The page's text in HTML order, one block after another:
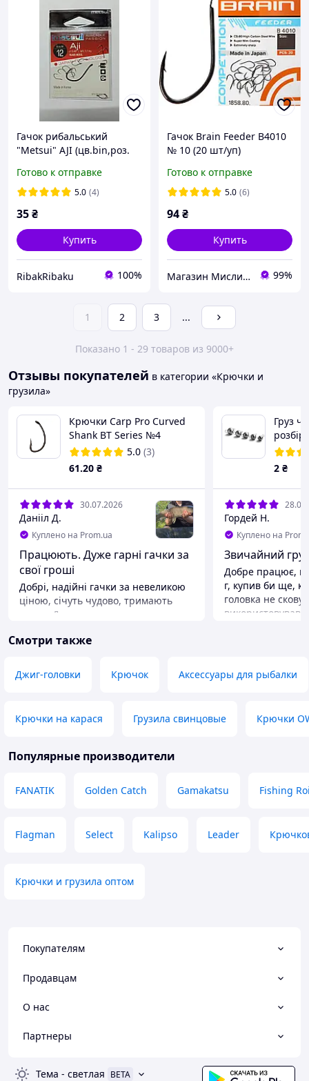
Гачок рибальський
"Metsui" AJI (цв.bin,роз.
Готово к отправке
5.0 (4)
35₴
Купить
RibakRibaku 100%
Гачок Brain Feeder B4010
№ 10 (20 шт/уп)
Готово к отправке
5.0 (6)
94₴
Купить
Магазин Мисливець 99%
1 2 3 ...
Показано 1 - 29 товаров из 9000+
Отзывы покупателей в категории «Крючки и
грузила»
Крючки Carp Pro Curved
Shank BT Series №4
5.0 (3)
61.20 ₴
30.07.2026
Данііл Д.
Куплено на Prom.ua
Працюють. Дуже гарні гачки за
свої гроші
Добрі, надійні гачки за невеликою
ціною, січуть чудово, тримають
гарно. Досить довго залишаються
Продавець теж гарний, відправка
Преимущества
Не має
Груз
2 ₴
Гордей Н.
Куплено на
Звичайний
Добре працює,
г, купив би ще,
головка не
використовував
Преимущества
Міць ціна
Смотри также
Джиг-головки Крючок Аксессуары для рыбалки
Крючки на карася Грузила свинцовые Крючки
Популярные производители
FANATIK Golden Catch Gamakatsu Fishing
Flagman Select Kalipso Leader
Крючки и грузила оптом
Покупателям
Продавцам
О нас
Партнеры
Тема - светлая BETA